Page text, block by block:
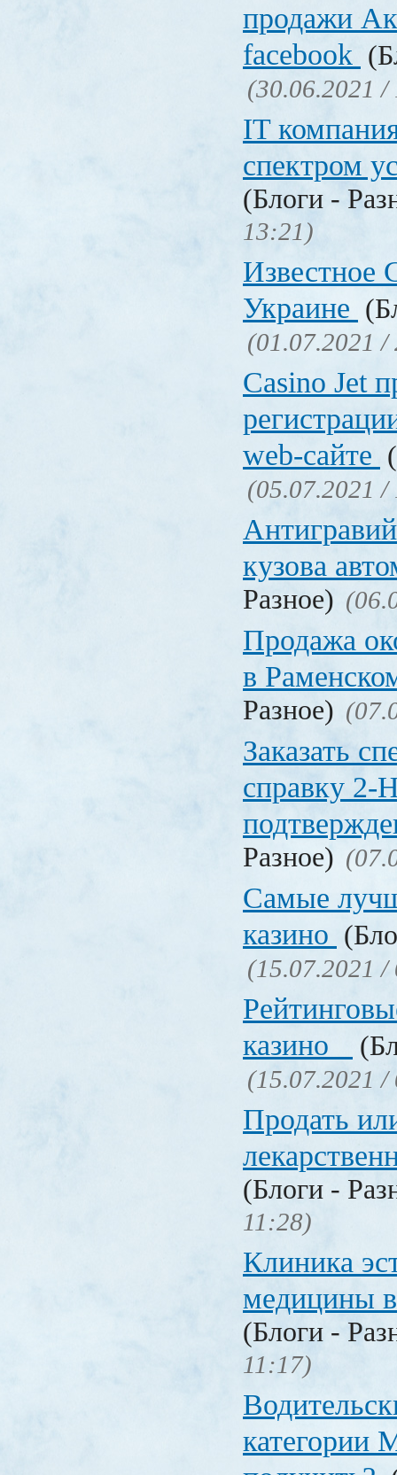
продажи
facebook
(30.06.2021 /
IT
спектром
(Блоги -
13:21)
Известное
Украине
(01.07.2021 /
Сasino Jet
web-сайте
(05.07.2021 /
кузова
Разное)
Продажа
в
Разное)
Заказать
справку
Разное)
Самые
казино
(15.07.2021 /
казино
(15.07.2021 /
Продать
(Блоги -
11:28)
Клиника
медицины
(Блоги -
11:17)
категории